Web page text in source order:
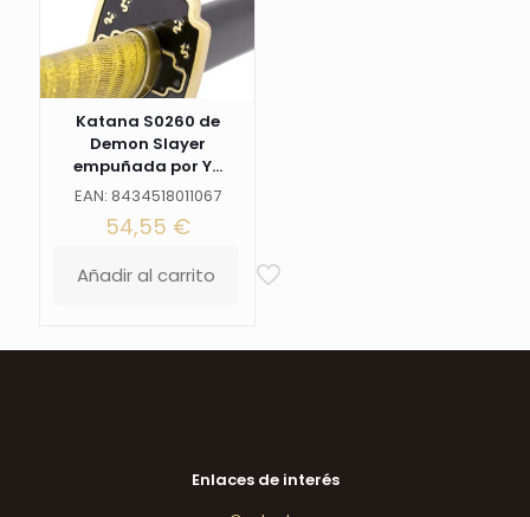
Katana S0260 de
Demon Slayer
empuñada por Y...
EAN: 8434518011067
54,55 €
Añadir al carrito
Enlaces de interés